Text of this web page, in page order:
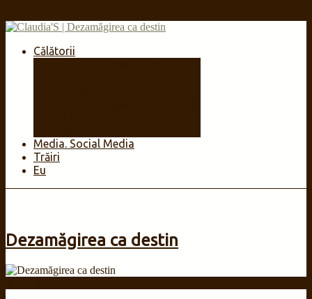
Călătorii
Media. Social Media
Trăiri
Eu
Dezamăgirea ca destin